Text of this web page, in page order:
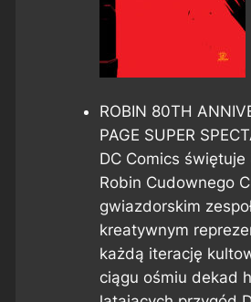
ROBIN 80TH
PAGE SUPER
DC Comics
Robin Cudownego
gwiazdorskim
kreatywnym
każdą iterację
ciągu ośmiu dekad